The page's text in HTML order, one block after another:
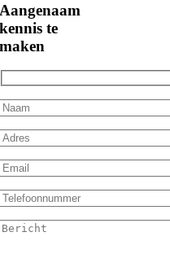
Aangenaam
kennis te
maken